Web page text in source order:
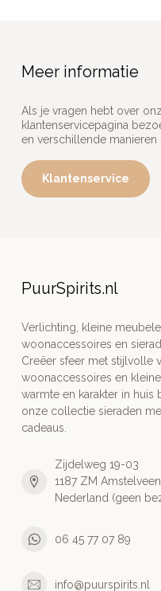
Meer informatie
Als je vragen hebt over
klantenservicepagina
en verschillende
Klantenservice
PuurSpirits.nl
Verlichting, kleine
woonaccessoires en
Creëer sfeer met stijlvolle
woonaccessoires en
warmte en karakter in huis
onze collectie sieraden
cadeaus.
Zijdelweg 19-03
1187 ZM Amstelveen
Nederland (geen
06 45 77 07 89
info@puurspirits.nl